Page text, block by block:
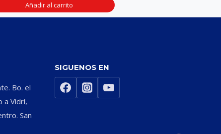
Añadir al carrito
Bo. el
a Vidrí,
San
SIGUENOS EN